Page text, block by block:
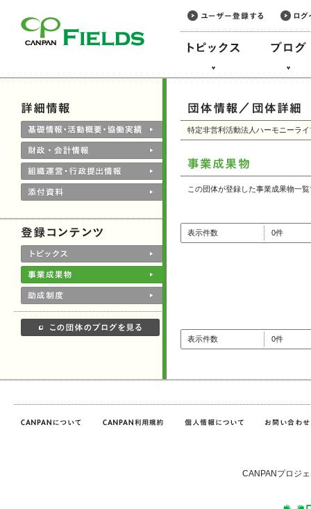
特定非営利活動法人ハーモニーライ
この団体が登録した事業成果物一
表示件数 0件
表示件数 0件
CANPANプロジ